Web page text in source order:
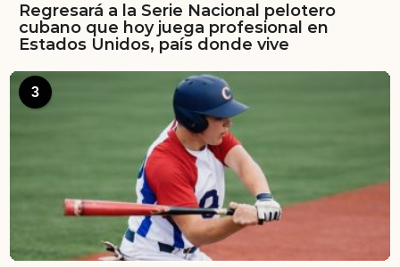
Regresará a la Serie Nacional pelotero
cubano que hoy juega profesional en
Estados Unidos, país donde vive
3